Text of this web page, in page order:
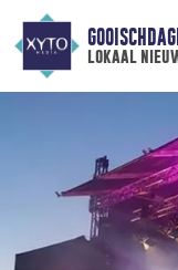
lokaal